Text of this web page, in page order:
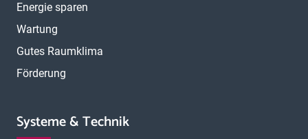
Energie sparen
Wartung
Gutes Raumklima
Förderung
Systeme & Technik